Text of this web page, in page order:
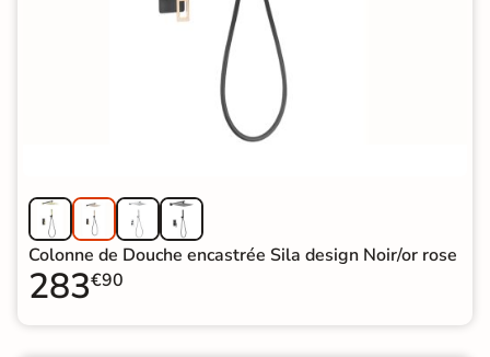
Colonne de Douche encastrée Sila design Noir/or rose
283€90